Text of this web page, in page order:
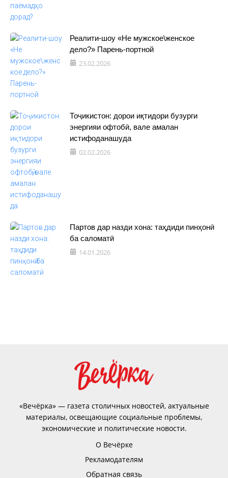
Реалити-шоу «Не мужское\женское
дело?» Парень-портной
23.02.2026
Тоҷикистон: дорои иқтидори бузурги
энергияи офтобӣ, вале амалан
истифоданашуда
02.02.2026
Партов дар назди хона: таҳдиди пинҳонӣ
ба саломатӣ
14.01.2026
«Вечёрка» — газета столичных новостей, актуальные
материалы, освещающие социальные проблемы,
экономические и политические новости.
О Вечёрке
Рекламодателям
Обратная связь